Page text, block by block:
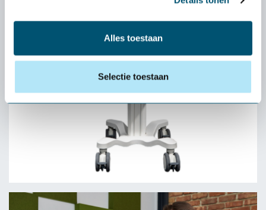
Alles toestaan
Selectie toestaan